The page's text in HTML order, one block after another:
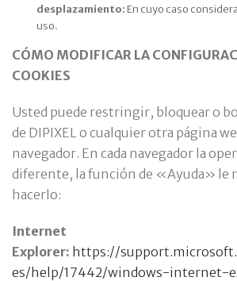
desplazamiento: En cuyo caso
uso.
CÓMO MODIFICAR LA
COOKIES
Usted puede restringir, bloquear o
de DIPIXEL o cualquier otra página
navegador. En cada navegador la
diferente, la función de «Ayuda» le
hacerlo:
Internet
Explorer: https://
es/help/17442/windows-internet-